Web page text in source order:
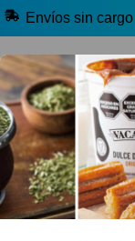
Envíos sin
🔥 Alfajores y
🧉 Clásicos